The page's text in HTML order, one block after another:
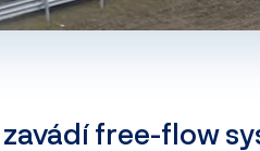
free-flow